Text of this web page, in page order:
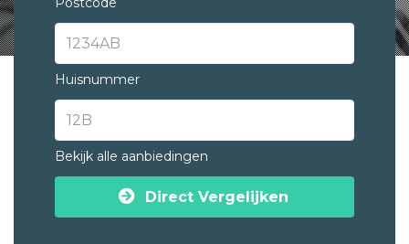
Huisnummer
Bekijk alle aanbiedingen
Direct Vergelijken